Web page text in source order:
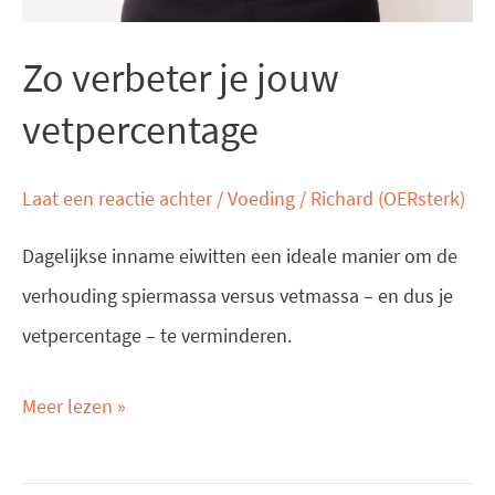
Zo verbeter je jouw
vetpercentage
Laat een reactie achter /Voeding / Richard (OERsterk)
Dagelijkse inname eiwitten een ideale manier om de
verhouding spiermassa versus vetmassa – en dus je
vetpercentage – te verminderen.
Meer lezen »